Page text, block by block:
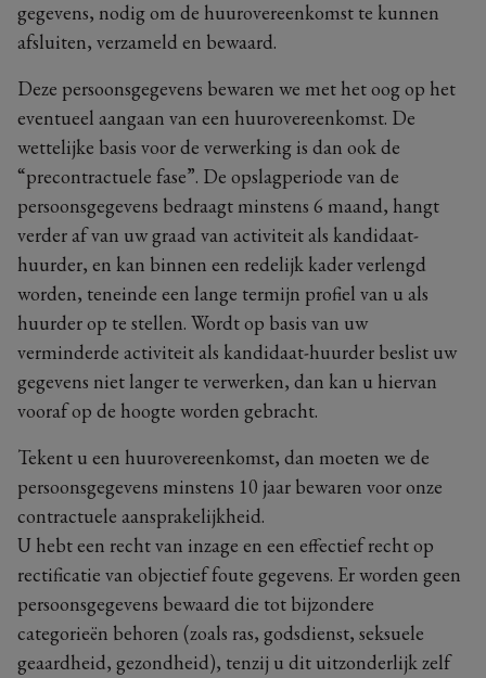
gegevens, nodig om de huurovereenkomst te kunnen
afsluiten, verzameld en bewaard.
Deze persoonsgegevens bewaren we met het oog op het
eventueel aangaan van een huurovereenkomst. De
wettelijke basis voor de verwerking is dan ook de
“precontractuele fase”. De opslagperiode van de
persoonsgegevens bedraagt minstens 6 maand, hangt
verder af van uw graad van activiteit als kandidaat-
huurder, en kan binnen een redelijk kader verlengd
worden, teneinde een lange termijn profiel van u als
huurder op te stellen. Wordt op basis van uw
verminderde activiteit als kandidaat-huurder beslist uw
gegevens niet langer te verwerken, dan kan u hiervan
vooraf op de hoogte worden gebracht.
Tekent u een huurovereenkomst, dan moeten we de
persoonsgegevens minstens 10 jaar bewaren voor onze
contractuele aansprakelijkheid.
U hebt een recht van inzage en een effectief recht op
rectificatie van objectief foute gegevens. Er worden geen
persoonsgegevens bewaard die tot bijzondere
categorieën behoren (zoals ras, godsdienst, seksuele
geaardheid, gezondheid), tenzij u dit uitzonderlijk zelf